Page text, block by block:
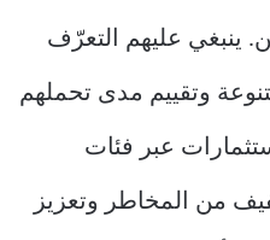
ينبغي عليهم التعرّف
وتقييم مدى تحملهم
عبر فئات
من المخاطر وتعزيز